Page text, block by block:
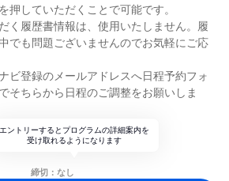
押していただくことで可能です。
く履歴書情報は、使用いたしません。履
でも問題ございませんのでお気軽にご応
ビ登録のメールアドレスへ日程予約フォ
そちらから日程のご調整をお願いしま
エントリーするとプログラムの詳細案内を
受け取れるようになります
締切：なし